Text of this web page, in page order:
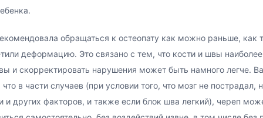
⠀
обращаться к остеопату как можно раньше, как
деформацию. Это связано с тем, что кости и швы наиболее
и скорректировать нарушения может быть намного легче.
что в части случаев (при условии того, что мозг не пострадал,
и других факторов, и также если блок шва легкий), череп